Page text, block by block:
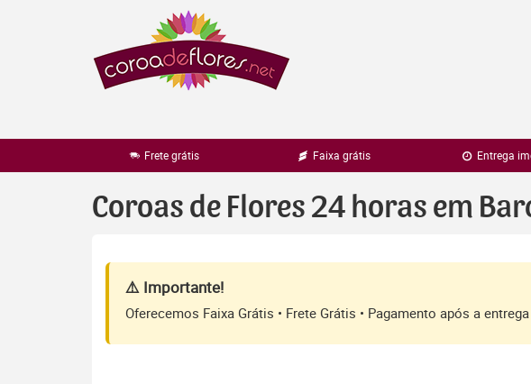
Frete grátis Faixa grátis Entrega
Coroas de Flores 24 horas em
⚠️ Importante!
Oferecemos Faixa Grátis • Frete Grátis • Pagamento após a